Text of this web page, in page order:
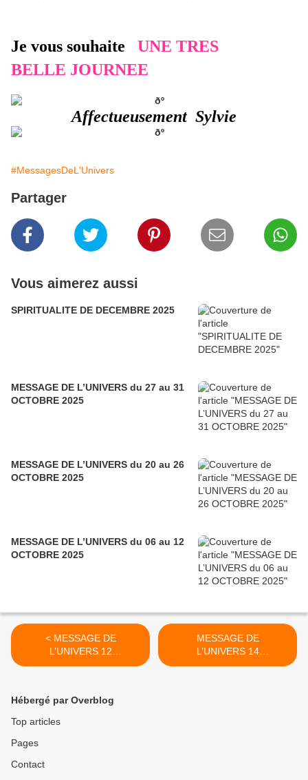
Je vous souhaite
UNE TRES
BELLE JOURNEE
Affectueusement Sylvie
#MessagesDeL'Univers
Partager
Vous aimerez aussi
SPIRITUALITE DE DECEMBRE 2025
MESSAGE DE L’UNIVERS du 27 au 31
OCTOBRE 2025
MESSAGE DE L’UNIVERS du 20 au 26
OCTOBRE 2025
MESSAGE DE L’UNIVERS du 06 au 12
OCTOBRE 2025
< MESSAGE DE
L’UNIVERS 12
FEVRIER 2020
MESSAGE DE
L’UNIVERS 14
FEVRIER 2020 >
Hébergé par Overblog
Top articles
Pages
Contact